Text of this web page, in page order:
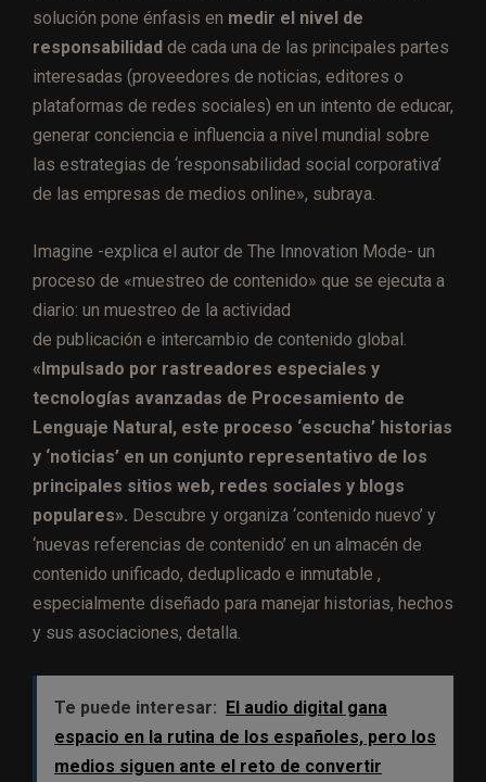
solución pone énfasis en medir el nivel de
responsabilidad de cada una de las principales partes
interesadas (proveedores de noticias, editores o
plataformas de redes sociales) en un intento de educar,
generar conciencia e influencia a nivel mundial sobre
las estrategias de ‘responsabilidad social corporativa’
de las empresas de medios online», subraya.
Imagine -explica el autor de The Innovation Mode- un
proceso de «muestreo de contenido» que se ejecuta a
diario: un muestreo de la actividad
de publicación e intercambio de contenido global.
«Impulsado por rastreadores especiales y
tecnologías avanzadas de Procesamiento de
Lenguaje Natural, este proceso ‘escucha’ historias
y ‘noticias’ en un conjunto representativo de los
principales sitios web, redes sociales y blogs
populares». Descubre y organiza ‘contenido nuevo’ y
‘nuevas referencias de contenido’ en un almacén de
contenido unificado, deduplicado e inmutable ,
especialmente diseñado para manejar historias, hechos
y sus asociaciones, detalla.
Te puede interesar: El audio digital gana
espacio en la rutina de los españoles, pero los
medios siguen ante el reto de convertir